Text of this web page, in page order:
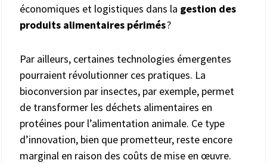
économiques et logistiques dans la gestion des
produits alimentaires périmés?
Par ailleurs, certaines technologies émergentes
pourraient révolutionner ces pratiques. La
bioconversion par insectes, par exemple, permet
de transformer les déchets alimentaires en
protéines pour l’alimentation animale. Ce type
d’innovation, bien que prometteur, reste encore
marginal en raison des coûts de mise en œuvre.